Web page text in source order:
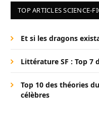
TOP ARTICLES SCIENCE-
Et si les dragons
Littérature SF : Top 7
Top 10 des théories
célèbres